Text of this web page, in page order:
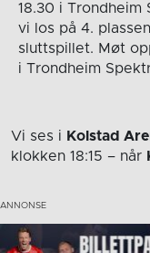
18.30 i Trondheim
vi los på 4.
sluttspillet. Møt
i Trondheim
Vi ses i Kolstad
klokken 18:15 – når